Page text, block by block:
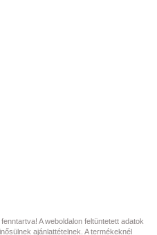
A weboldalon feltüntetett adatok
ajánlattételnek. A termékeknél